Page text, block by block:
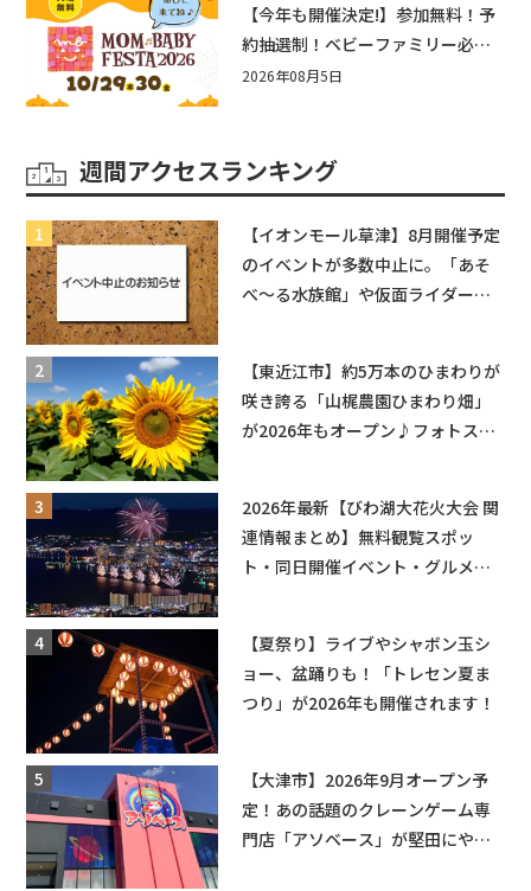
【今年も開催決定!】参加無料！予
約抽選制！ベビーファミリー必見
☆入場無料☆10/29(木)30(金)ママ
2026年08月5日
週間アクセスランキング
【イオンモール草津】8月開催予定
のイベントが多数中止に。「あそ
べ〜る水族館」や仮面ライダーシ
【東近江市】約5万本のひまわりが
咲き誇る「山梶農園ひまわり畑」
が2026年もオープン♪フォトスポ
2026年最新【びわ湖大花火大会 関
連情報まとめ】無料観覧スポッ
ト・同日開催イベント・グルメマ
【夏祭り】ライブやシャボン玉シ
ョー、盆踊りも！「トレセン夏ま
つり」が2026年も開催されます！
【大津市】2026年9月オープン予
定！あの話題のクレーンゲーム専
門店「アソベース」が堅田にやっ